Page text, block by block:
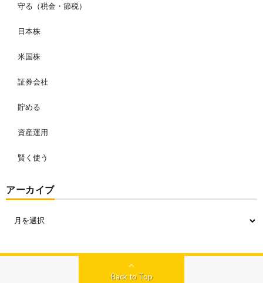
守る（税金・節税）
日本株
米国株
証券会社
貯める
資産運用
賢く使う
アーカイブ
Back to Top